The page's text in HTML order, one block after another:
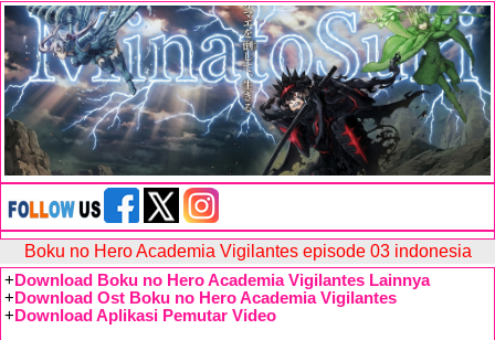
Boku no Hero Academia Vigilantes episode 03 indonesia
+ Download Boku no Hero Academia Vigilantes Lainnya
+ Download Ost Boku no Hero Academia Vigilantes
+ Download Aplikasi Pemutar Video